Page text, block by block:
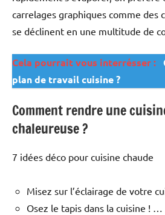
carrelages graphiques comme des
se déclinent en une multitude de
Cela pourrait vous interrésser :
plan de travail cuisine ?
Comment rendre une
chaleureuse ?
7 idées déco pour cuisine chaude
Misez sur l’éclairage de votre
Osez le tapis dans la cuisine ! …